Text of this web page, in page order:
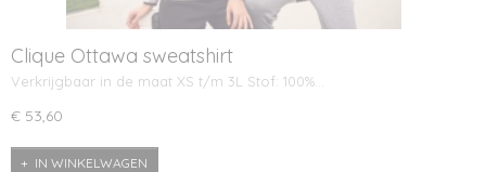
Clique Ottawa sweatshirt
Verkrijgbaar in de maat XS t/m 3L Stof: 100%…
€ 53,60
IN WINKELWAGEN